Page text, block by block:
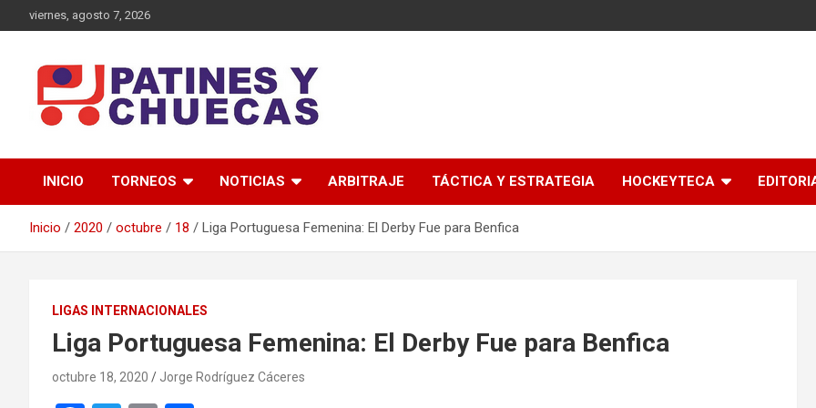
al
viernes, agosto 7, 2026
Patines y Chuecas
INICIO TORNEOS NOTICIAS ARBITRAJE TÁCTICA Y ESTRATEGIA HOCKEYTECA
Inicio 2020 octubre 18 Liga Portuguesa Femenina: El Derby Fue para Benfica
LIGAS INTERNACIONALES
Liga Portuguesa Femenina: El Derby Fue para Benfica
octubre 18, 2020 Jorge Rodríguez Cáceres